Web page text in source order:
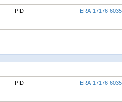
PID ERA-17176-
PID ERA-17176-